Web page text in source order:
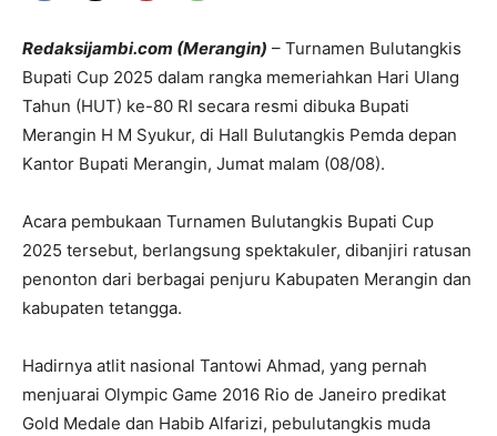
Redaksijambi.com (Merangin) – Turnamen Bulutangkis
Bupati Cup 2025 dalam rangka memeriahkan Hari Ulang
Tahun (HUT) ke-80 RI secara resmi dibuka Bupati
Merangin H M Syukur, di Hall Bulutangkis Pemda depan
Kantor Bupati Merangin, Jumat malam (08/08).
Acara pembukaan Turnamen Bulutangkis Bupati Cup
2025 tersebut, berlangsung spektakuler, dibanjiri ratusan
penonton dari berbagai penjuru Kabupaten Merangin dan
kabupaten tetangga.
Hadirnya atlit nasional Tantowi Ahmad, yang pernah
menjuarai Olympic Game 2016 Rio de Janeiro predikat
Gold Medale dan Habib Alfarizi, pebulutangkis muda